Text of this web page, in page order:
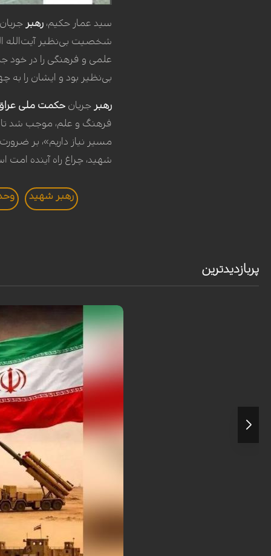
سید عمار حکیم، رهبر
شخصیت بی‌نظیر آیت‌الله
علمی و فرهنگی را در خود
بی‌نظیر بود و ایشان را به
رهبر جریان حکمت ملی
فرهنگ و علم، موجب شد تا
مسیر نیاز داریم»، بر
شهید، چراغ راه آینده امت
رهبر شهید
پربازدیدترین